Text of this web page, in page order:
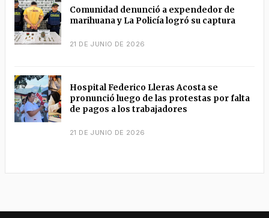
Comunidad denunció a expendedor de
marihuana y La Policía logró su captura
21 DE JUNIO DE 2026
Hospital Federico Lleras Acosta se
pronunció luego de las protestas por falta
de pagos a los trabajadores
21 DE JUNIO DE 2026